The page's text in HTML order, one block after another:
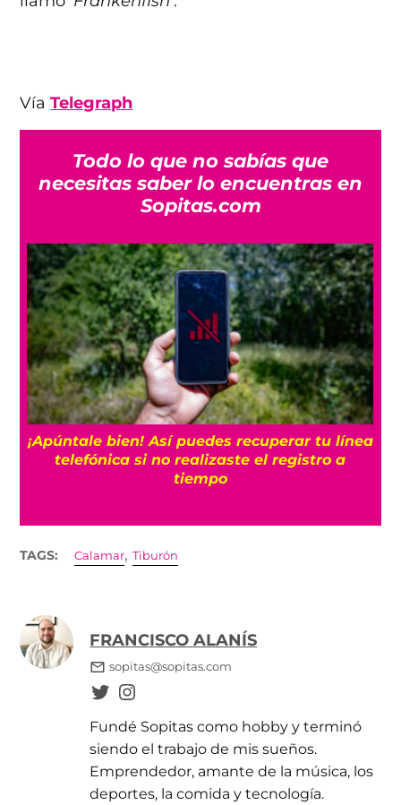
VíaTelegraph
Todo lo que no sabías que
necesitas saber lo encuentras en
Sopitas.com
¡Apúntale bien! Así puedes recuperar tu línea
telefónica si no realizaste el registro a
tiempo
TAGS: Calamar,Tiburón
FRANCISCO ALANÍS
sopitas@sopitas.com
Fundé Sopitas como hobby y terminó
siendo el trabajo de mis sueños.
Emprendedor, amante de la música, los
deportes, la comida y tecnología.